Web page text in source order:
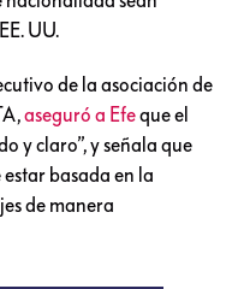
UU.
de la asociación de
aseguró a Efeque el
y claro”, y señala que
basada en la
de manera